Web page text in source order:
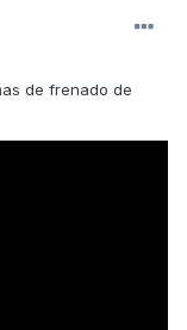
de frenado de